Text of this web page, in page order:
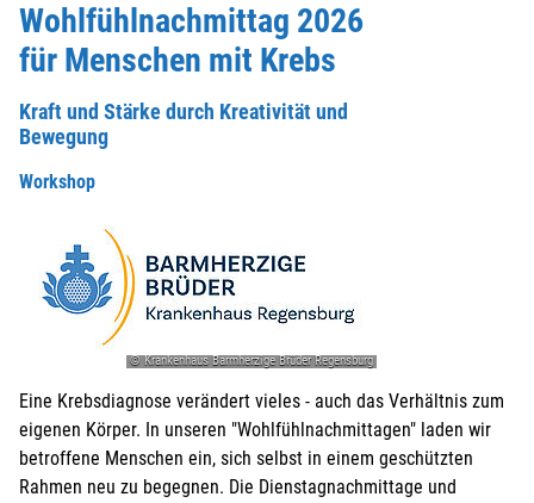
Wohlfühlnachmittag 2026
für Menschen mit Krebs
Kraft und Stärke durch Kreativität und
Bewegung
Workshop
© Krankenhaus Barmherzige Brüder Regensburg
Eine Krebsdiagnose verändert vieles - auch das Verhältnis zum
eigenen Körper. In unseren "Wohlfühlnachmittagen" laden wir
betroffene Menschen ein, sich selbst in einem geschützten
Rahmen neu zu begegnen. Die Dienstagnachmittage und